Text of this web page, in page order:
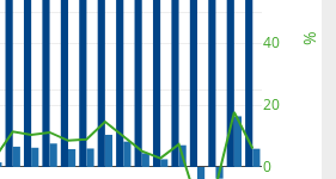
0
20
40 %